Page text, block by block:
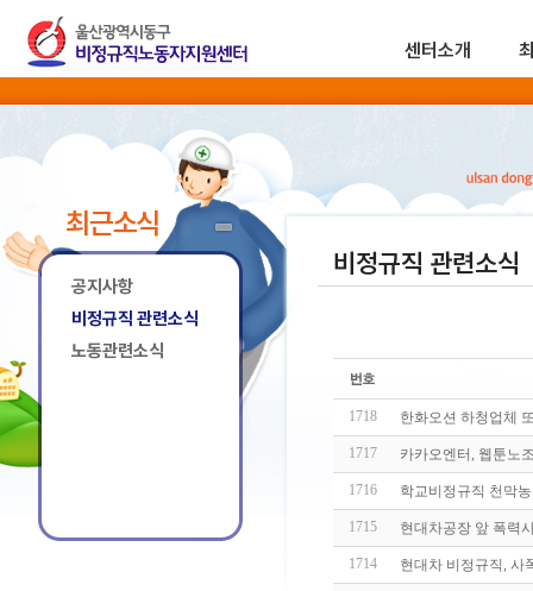
센터소개
최근소식
공지사항
비정규직 관련소식
노동관련소식
비정규직 관련소식
1718 한화오션 하청업체
1717 카카오엔터, 웹툰노
1716 학교비정규직 천막
1715 현대차공장 앞 폭력
1714 현대차 비정규직,